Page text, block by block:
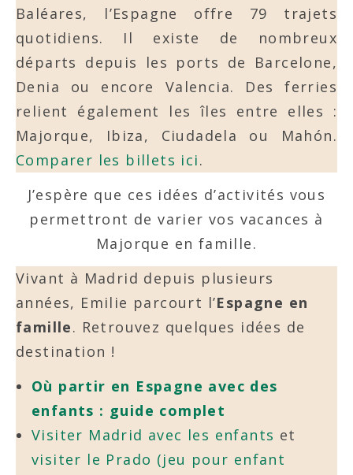
Baléares, l’Espagne offre 79 trajets
quotidiens. Il existe de nombreux
départs depuis les ports de Barcelone,
Denia ou encore Valencia. Des ferries
relient également les îles entre elles :
Majorque, Ibiza, Ciudadela ou Mahón.
Comparer les billets ici.
J’espère que ces idées d’activités vous
permettront de varier vos vacances à
Majorque en famille.
Vivant à Madrid depuis plusieurs
années, Emilie parcourt l’Espagne en
famille. Retrouvez quelques idées de
destination !
Où partir en Espagne avec des
enfants : guide complet
Visiter Madrid avec les enfants et
visiter le Prado (jeu pour enfant